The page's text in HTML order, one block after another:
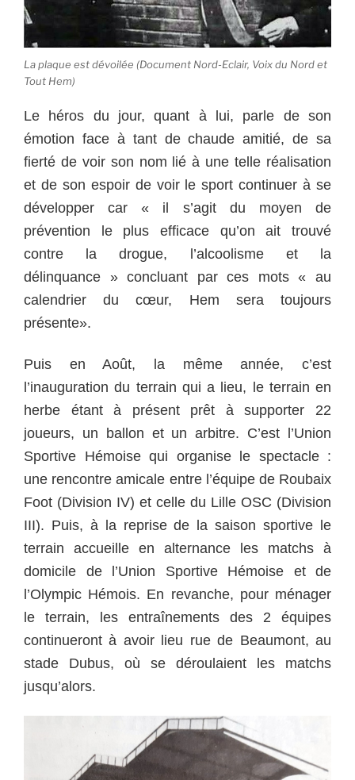
La plaque est dévoilée (Document Nord-Eclair, Voix du Nord et
Tout Hem)
Le héros du jour, quant à lui, parle de son
émotion face à tant de chaude amitié, de sa
fierté de voir son nom lié à une telle réalisation
et de son espoir de voir le sport continuer à se
développer car « il s’agit du moyen de
prévention le plus efficace qu’on ait trouvé
contre la drogue, l’alcoolisme et la
délinquance » concluant par ces mots « au
calendrier du cœur, Hem sera toujours
présente».
Puis en Août, la même année, c’est
l’inauguration du terrain qui a lieu, le terrain en
herbe étant à présent prêt à supporter 22
joueurs, un ballon et un arbitre. C’est l’Union
Sportive Hémoise qui organise le spectacle :
une rencontre amicale entre l’équipe de Roubaix
Foot (Division IV) et celle du Lille OSC (Division
III). Puis, à la reprise de la saison sportive le
terrain accueille en alternance les matchs à
domicile de l’Union Sportive Hémoise et de
l’Olympic Hémois. En revanche, pour ménager
le terrain, les entraînements des 2 équipes
continueront à avoir lieu rue de Beaumont, au
stade Dubus, où se déroulaient les matchs
jusqu’alors.